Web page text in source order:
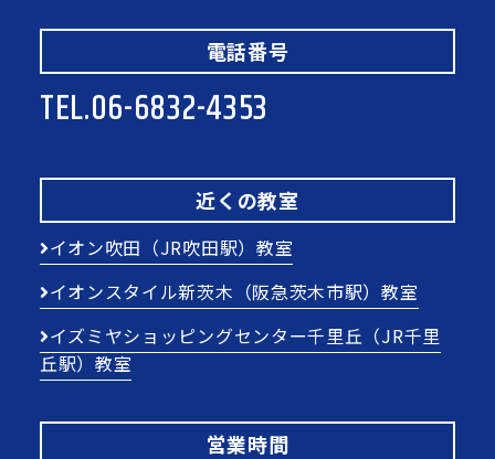
電話番号
TEL.06-6832-4353
近くの教室
イオン吹田（JR吹田駅）教室
イオンスタイル新茨木（阪急茨木市駅）教室
イズミヤショッピングセンター千里丘（JR千里
丘駅）教室
営業時間